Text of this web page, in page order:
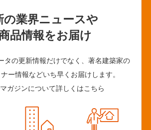
の業界ニュースや
品情報をお届け
タの更新情報だけでなく、著名建築家の
ー情報などいち早くお届けします。
ガジンについて詳しくはこちら